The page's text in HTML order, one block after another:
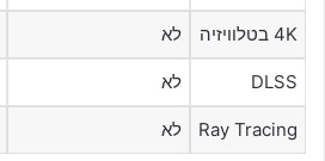
4K בטלוויזיה לא
DLSS לא
Ray Tracing לא